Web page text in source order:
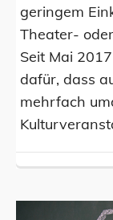
geringem
Theater-
Seit Mai
dafür, dass
mehrfach